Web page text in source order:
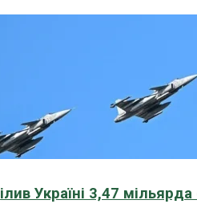
Україні 3,47